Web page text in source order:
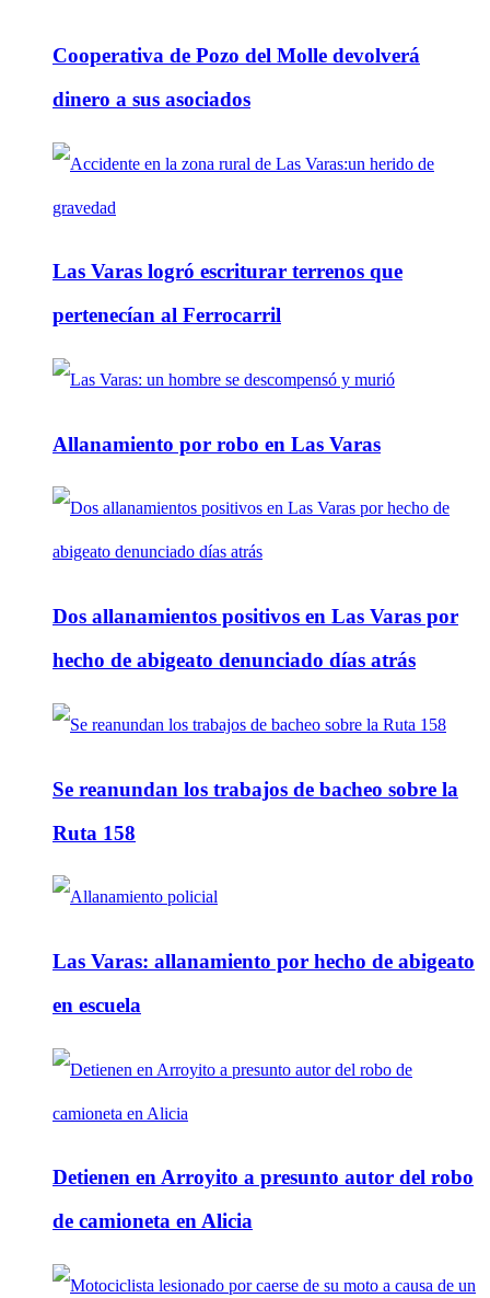
Cooperativa de Pozo del Molle devolverá
dinero a sus asociados
Las Varas logró escriturar terrenos que
pertenecían al Ferrocarril
Allanamiento por robo en Las Varas
Dos allanamientos positivos en Las Varas por
hecho de abigeato denunciado días atrás
Se reanundan los trabajos de bacheo sobre la
Ruta 158
Las Varas: allanamiento por hecho de abigeato
en escuela
Detienen en Arroyito a presunto autor del robo
de camioneta en Alicia